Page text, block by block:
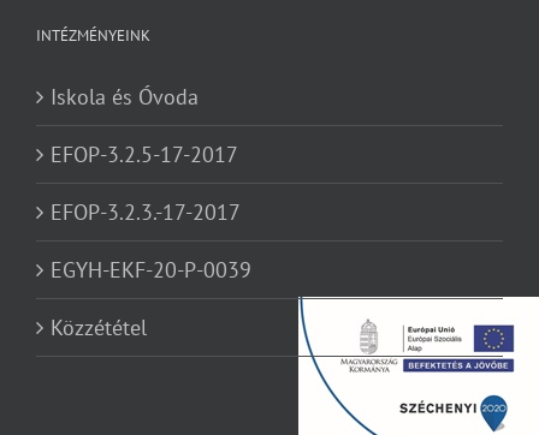
INTÉZMÉNYEINK
Iskola és Óvoda
EFOP-3.2.5-17-2017
EFOP-3.2.3.-17-2017
EGYH-EKF-20-P-0039
Közzététel